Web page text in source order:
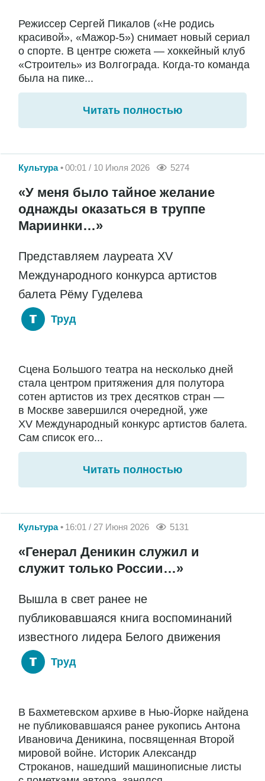
Режиссер Сергей Пикалов («Не родись
красивой», «Мажор-5») снимает новый сериал
о спорте. В центре сюжета — хоккейный клуб
«Строитель» из Волгограда. Когда-то команда
была на пике...
Читать полностью
Культура 00:01 / 10 Июля 2026 5274
«У меня было тайное желание
однажды оказаться в труппе
Мариинки…»
Представляем лауреата XV
Международного конкурса артистов
балета Рёму Гуделева
Труд
Сцена Большого театра на несколько дней
стала центром притяжения для полутора
сотен артистов из трех десятков стран —
в Москве завершился очередной, уже
XV Международный конкурс артистов балета.
Сам список его...
Читать полностью
Культура 16:01 / 27 Июня 2026 5131
«Генерал Деникин служил и
служит только России…»
Вышла в свет ранее не
публиковавшаяся книга воспоминаний
известного лидера Белого движения
Труд
В Бахметевском архиве в Нью-Йорке найдена
не публиковавшаяся ранее рукопись Антона
Ивановича Деникина, посвященная Второй
мировой войне. Историк Александр
Строканов, нашедший машинописные листы